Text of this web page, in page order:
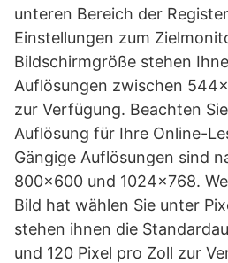
unteren Bereich der
Einstellungen zum
Bildschirmgröße stehen
Auflösungen zwischen
zur Verfügung. Beachten
Auflösung für Ihre Online-
Gängige Auflösungen sind
800×600 und 1024×768.
Bild hat wählen Sie unter
stehen ihnen die
und 120 Pixel pro Zoll zur